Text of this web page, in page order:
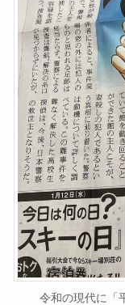
令和の現代に「